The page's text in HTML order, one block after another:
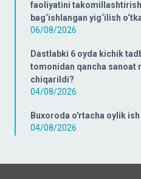
faoliyatini
bag‘ishlangan yig‘ilish
06/08/2026
Dastlabki 6 oyda kichik
tomonidan qancha sanoat
chiqarildi?
04/08/2026
Buxoroda o'rtacha oylik
04/08/2026